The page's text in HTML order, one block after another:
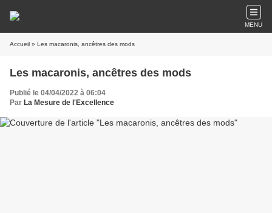
MENU
Accueil » Les macaronis, ancêtres des mods
Les macaronis, ancêtres des mods
Publié le 04/04/2022 à 06:04
Par La Mesure de l'Excellence